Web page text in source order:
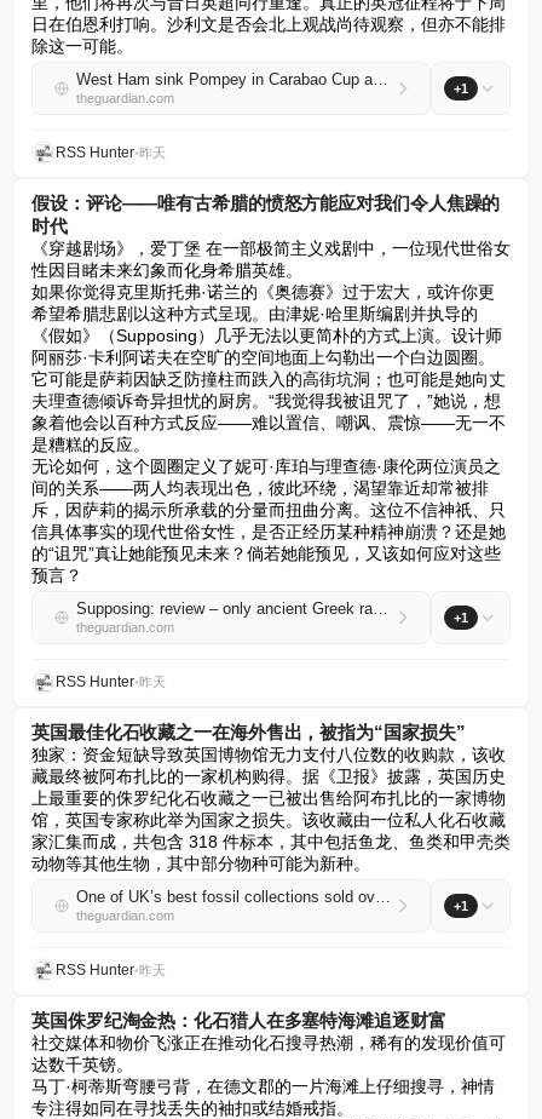
日在伯恩利打响。沙利文是否会北上观战尚待观察，但亦不能排
除这一可能。
West Ham sink Pompey in Carabao Cup as Sullivan ignores advice to stay away
theguardian.com
+1
RSS Hunter•昨天
假设：评论——唯有古希腊的愤怒方能应对我们令人焦躁的
时代
《穿越剧场》，爱丁堡 在一部极简主义戏剧中，一位现代世俗女
性因目睹未来幻象而化身希腊英雄。
如果你觉得克里斯托弗·诺兰的《奥德赛》过于宏大，或许你更
希望希腊悲剧以这种方式呈现。由津妮·哈里斯编剧并执导的
《假如》（Supposing）几乎无法以更简朴的方式上演。设计师
阿丽莎·卡利阿诺夫在空旷的空间地面上勾勒出一个白边圆圈。
它可能是萨莉因缺乏防撞柱而跌入的高街坑洞；也可能是她向丈
夫理查德倾诉奇异担忧的厨房。“我觉得我被诅咒了，”她说，想
象着他会以百种方式反应——难以置信、嘲讽、震惊——无一不
是糟糕的反应。
无论如何，这个圆圈定义了妮可·库珀与理查德·康伦两位演员之
间的关系——两人均表现出色，彼此环绕，渴望靠近却常被排
斥，因萨莉的揭示所承载的分量而扭曲分离。这位不信神祇、只
信具体事实的现代世俗女性，是否正经历某种精神崩溃？还是她
的“诅咒”真让她能预见未来？倘若她能预见，又该如何应对这些
预言？
Supposing: review – only ancient Greek rage will suffice in our exasperating times
theguardian.com
+1
RSS Hunter•昨天
英国最佳化石收藏之一在海外售出，被指为“国家损失”
独家：资金短缺导致英国博物馆无力支付八位数的收购款，该收
藏最终被阿布扎比的一家机构购得。据《卫报》披露，英国历史
上最重要的侏罗纪化石收藏之一已被出售给阿布扎比的一家博物
馆，英国专家称此举为国家之损失。该收藏由一位私人化石收藏
家汇集而成，共包含 318 件标本，其中包括鱼龙、鱼类和甲壳类
动物等其他生物，其中部分物种可能为新种。
One of UK’s best fossil collections sold overseas in ‘loss to the nation’
theguardian.com
+1
RSS Hunter•昨天
英国侏罗纪淘金热：化石猎人在多塞特海滩追逐财富
社交媒体和物价飞涨正在推动化石搜寻热潮，稀有的发现价值可
达数千英镑。
马丁·柯蒂斯弯腰弓背，在德文郡的一片海滩上仔细搜寻，神情
专注得如同在寻找丢失的袖扣或结婚戒指。